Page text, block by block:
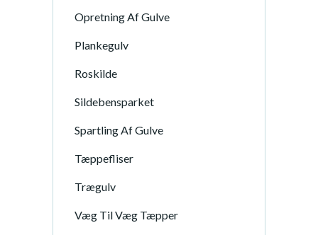
Opretning Af Gulve
Plankegulv
Roskilde
Sildebensparket
Spartling Af Gulve
Tæppefliser
Trægulv
Væg Til Væg Tæpper